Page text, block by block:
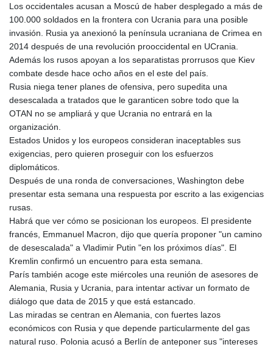
OMR 0.442445
PAB 1.152686
PEN 3.903651
PGK 5.093937
PHP 70.183258
PKR 320.014324
PLN 4.299905
PYG 6853.914834
QAR 4.213648
RSD 117.338542
RUB 94.338828
SAR 4.329446
SBD 9.325039
SDG 694.263698
SEK 10.961095
SGD 1.467719
SLE 28.445176
SOS 658.791814
SRD 43.778814
STD 23929.673396
STN 24.499696
SVC 10.085875
SZL 18.722767
Los occidentales acusan a Moscú de haber desplegado a más de
100.000 soldados en la frontera con Ucrania para una posible
invasión. Rusia ya anexionó la península ucraniana de Crimea en
2014 después de una revolución prooccidental en UCrania.
Además los rusos apoyan a los separatistas prorrusos que Kiev
combate desde hace ocho años en el este del país.
Rusia niega tener planes de ofensiva, pero supedita una
desescalada a tratados que le garanticen sobre todo que la
OTAN no se ampliará y que Ucrania no entrará en la
organización.
Estados Unidos y los europeos consideran inaceptables sus
exigencias, pero quieren proseguir con los esfuerzos
diplomáticos.
Después de una ronda de conversaciones, Washington debe
presentar esta semana una respuesta por escrito a las exigencias
rusas.
Habrá que ver cómo se posicionan los europeos. El presidente
francés, Emmanuel Macron, dijo que quería proponer "un camino
de desescalada" a Vladimir Putin "en los próximos días". El
Kremlin confirmó un encuentro para esta semana.
París también acoge este miércoles una reunión de asesores de
Alemania, Rusia y Ucrania, para intentar activar un formato de
diálogo que data de 2015 y que está estancado.
Las miradas se centran en Alemania, con fuertes lazos
económicos con Rusia y que depende particularmente del gas
natural ruso. Polonia acusó a Berlín de anteponer sus "intereses